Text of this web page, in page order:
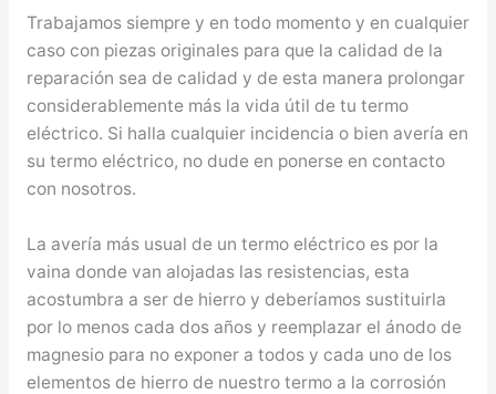
Trabajamos siempre y en todo momento y en cualquier
caso con piezas originales para que la calidad de la
reparación sea de calidad y de esta manera prolongar
considerablemente más la vida útil de tu termo
eléctrico. Si halla cualquier incidencia o bien avería en
su termo eléctrico, no dude en ponerse en contacto
con nosotros.
La avería más usual de un termo eléctrico es por la
vaina donde van alojadas las resistencias, esta
acostumbra a ser de hierro y deberíamos sustituirla
por lo menos cada dos años y reemplazar el ánodo de
magnesio para no exponer a todos y cada uno de los
elementos de hierro de nuestro termo a la corrosión